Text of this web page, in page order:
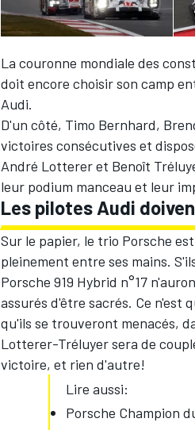
La couronne mondiale des
doit encore choisir son camp
Audi.
D'un côté, Timo Bernhard,
victoires consécutives et
André Lottereret Benoît
leur podium manceau et leur
Les pilotes Audi
Sur le papier, le trio Porsche
pleinement entre ses mains.
Porsche 919 Hybrid n°17
assurés d'être sacrés. Ce n'est
qu'ils se trouveront menacés,
Lotterer-Tréluyer sera de
victoire, et rien d'autre!
Lire aussi:
Porsche Champion